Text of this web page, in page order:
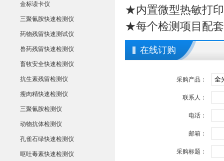
金标读卡仪
三聚氰胺快速检测仪
药物残留快速测试仪
兽药残留快速检测仪
畜牧安全快速检测仪
抗生素残留检测仪
瘦肉精快速检测仪
三聚氰胺检测仪
动物抗体检测仪
孔雀石绿快速检测仪
呕吐毒素快速检测仪
★内置微型热敏打
★每个检测项目配
在线订购
采购产品：
联系人：
电话：
邮箱：
采购标题：